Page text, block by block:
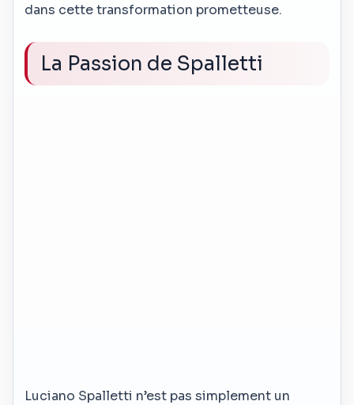
dans cette transformation prometteuse.
La Passion de Spalletti
Luciano Spalletti n’est pas simplement un